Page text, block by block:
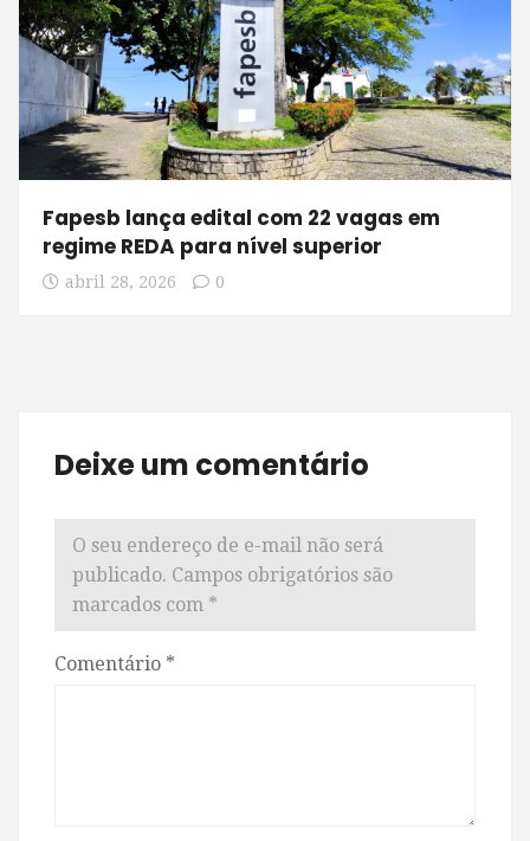
Fapesb lança edital com 22 vagas em
regime REDA para nível superior
abril 28, 2026 0
Deixe um comentário
O seu endereço de e-mail não será
publicado. Campos obrigatórios são
marcados com *
Comentário *